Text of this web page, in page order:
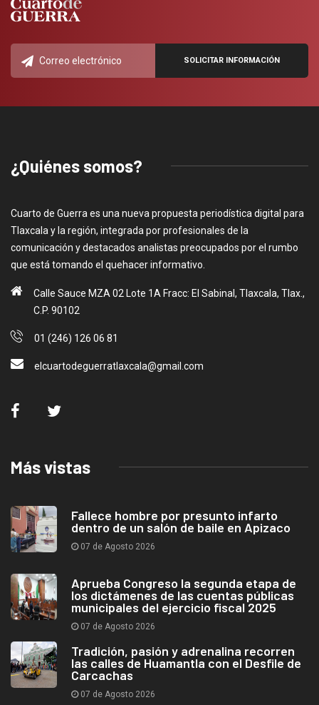
¿Quiénes somos?
Cuarto de Guerra es una nueva propuesta periodística digital para
Tlaxcala y la región, integrada por profesionales de la
comunicación y destacados analistas preocupados por el rumbo
que está tomando el quehacer informativo.
Calle Sauce MZA 02 Lote 1A Fracc: El Sabinal, Tlaxcala, Tlax.,
C.P. 90102
01 (246) 126 06 81
elcuartodeguerratlaxcala@gmail.com
Más vistas
Fallece hombre por presunto infarto
dentro de un salón de baile en Apizaco
07 de Agosto 2026
Aprueba Congreso la segunda etapa de
los dictámenes de las cuentas públicas
municipales del ejercicio fiscal 2025
07 de Agosto 2026
Tradición, pasión y adrenalina recorren
las calles de Huamantla con el Desfile de
Carcachas
07 de Agosto 2026